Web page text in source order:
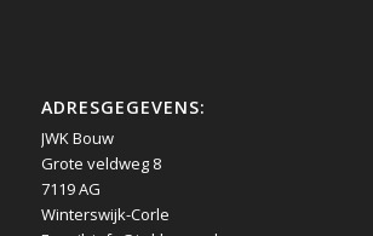
ADRESGEGEVENS:
JWK Bouw
Grote veldweg 8
7119 AG
Winterswijk-Corle